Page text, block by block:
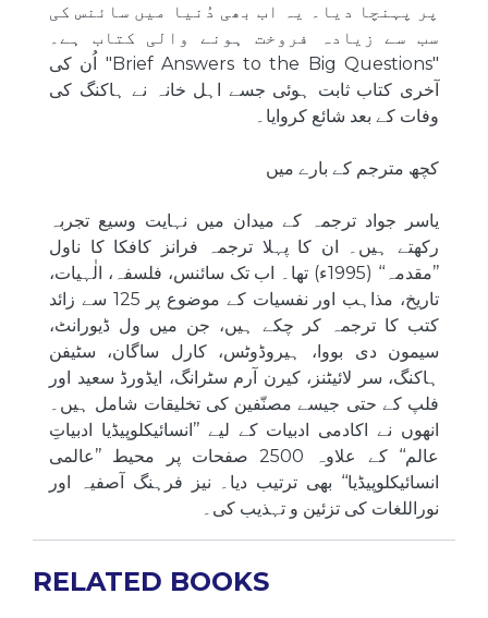
پر پہنچا دیا۔ یہ اب بھی دُنیا میں سائنس کی
سب سے زیادہ فروخت ہونے والی کتاب ہے۔
"Brief Answers to the Big Questions" اُن کی
آخری کتاب ثابت ہوئی جسے اہل خانہ نے ہاکنگ کی
وفات کے بعد شائع کروایا۔
کچھ مترجم کے بارے میں
یاسر جواد ترجمہ کے میدان میں نہایت وسیع تجربہ
رکھتے ہیں۔ ان کا پہلا ترجمہ فرانز کافکا کا ناول
’’مقدمہ‘‘ (1995ء) تھا۔ اب تک سائنس، فلسفہ، الٰہیات،
تاریخ، مذاہب اور نفسیات کے موضوع پر 125 سے زائد
کتب کا ترجمہ کر چکے ہیں، جن میں ول ڈیورانٹ،
سیمون دی بووا، ہیروڈوٹس، کارل ساگان، سٹیفن
ہاکنگ، سر لائیٹنز، کیرن آرم سٹرانگ، ایڈورڈ سعید اور
فلپ کے حتی جیسے مصنّفین کی تخلیقات شامل ہیں۔
انھوں نے اکادمی ادبیات کے لیے ’’انسائیکلوپیڈیا ادبیاتِ
عالم‘‘ کے علاوہ 2500 صفحات پر محیط ’’عالمی
انسائیکلوپیڈیا‘‘ بھی ترتیب دیا۔ نیز فرہنگ آصفیہ اور
نوراللغات کی تزئین و تہذیب کی۔
RELATED BOOKS